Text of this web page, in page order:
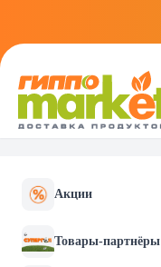
Акции
Товары-партнёры